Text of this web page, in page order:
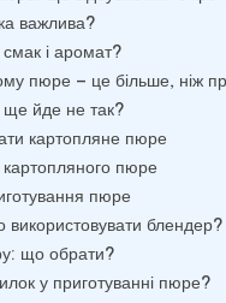
важлива?
і аромат?
пюре — це більше, ніж
ще йде не так?
картопляне пюре
картопляного пюре
пюре
блендер?
що обрати?
у приготуванні пюре?